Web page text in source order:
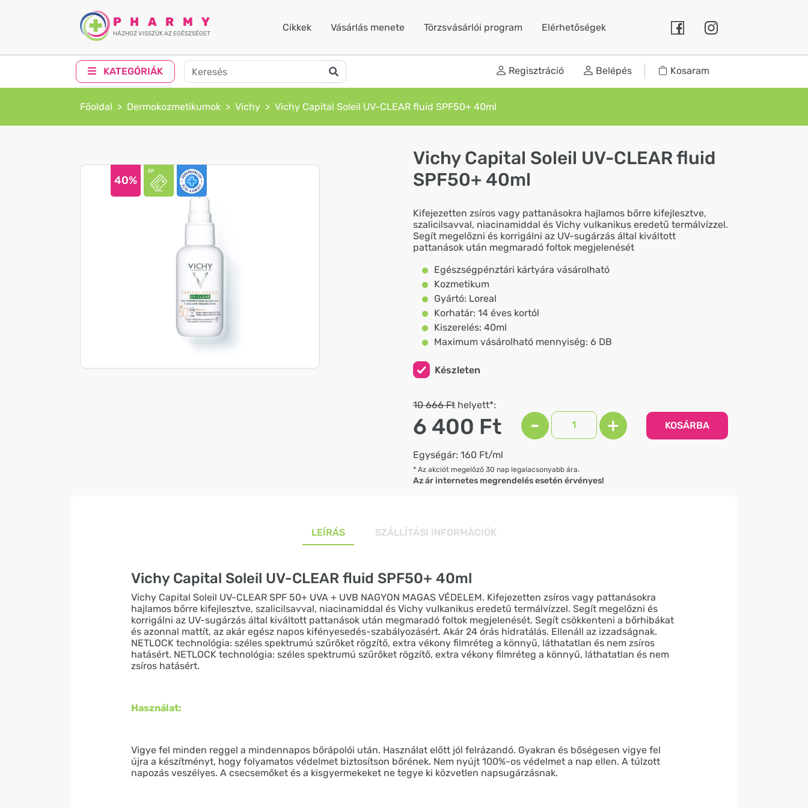
PHARMY
HÁZHOZ VISSZÜK AZ EGÉSZSÉGET
Cikkek Vásárlás menete Törzsvásárlói program Elérhetőségek
KATEGÓRIÁK Regisztráció Belépés Kosaram
Főoldal Dermokozmetikumok Vichy Vichy Capital Soleil UV-CLEAR fluid SPF50+ 40ml
40%
Vichy Capital Soleil UV-CLEAR fluid
SPF50+ 40ml
Kifejezetten zsíros vagy pattanásokra hajlamos bőrre kifejlesztve,
szalicilsavval, niacinamiddal és Vichy vulkanikus eredetű termálvízzel.
Segít megelőzni és korrigálni az UV-sugárzás által kiváltott
pattanások után megmaradó foltok megjelenését
Egészségpénztári kártyára vásárolható
Kozmetikum
Gyártó: Loreal
Korhatár: 14 éves kortól
Kiszerelés: 40ml
Maximum vásárolható mennyiség: 6 DB
Készleten
10 666 Ft helyett*:
6 400 Ft - + KOSÁRBA
Egységár: 160 Ft/ml
* Az akciót megelőző 30 nap legalacsonyabb ára.
Az ár internetes megrendelés esetén érvényes!
LEÍRÁS SZÁLLÍTÁSI INFORMÁCIÓK
Vichy Capital Soleil UV-CLEAR fluid SPF50+ 40ml
Vichy Capital Soleil UV-CLEAR SPF 50+ UVA + UVB NAGYON MAGAS VÉDELEM. Kifejezetten zsíros vagy pattanásokra
hajlamos bőrre kifejlesztve, szalicilsavval, niacinamiddal és Vichy vulkanikus eredetű termálvízzel. Segít megelőzni és
korrigálni az UV-sugárzás által kiváltott pattanások után megmaradó foltok megjelenését. Segít csökkenteni a bőrhibákat
és azonnal mattít, az akár egész napos kifényesedés-szabályozásért. Akár 24 órás hidratálás. Ellenáll az izzadságnak.
NETLOCK technológia: széles spektrumú szűrőket rögzítő, extra vékony filmréteg a könnyű, láthatatlan és nem zsíros
hatásért. NETLOCK technológia: széles spektrumú szűrőket rögzítő, extra vékony filmréteg a könnyű, láthatatlan és nem
zsíros hatásért.
Használat:
Vigye fel minden reggel a mindennapos bőrápolói után. Használat előtt jól felrázandó. Gyakran és bőségesen vigye fel
újra a készítményt, hogy folyamatos védelmet biztosítson bőrének. Nem nyújt 100%-os védelmet a nap ellen. A túlzott
napozás veszélyes. A csecsemőket és a kisgyermekeket ne tegye ki közvetlen napsugárzásnak.